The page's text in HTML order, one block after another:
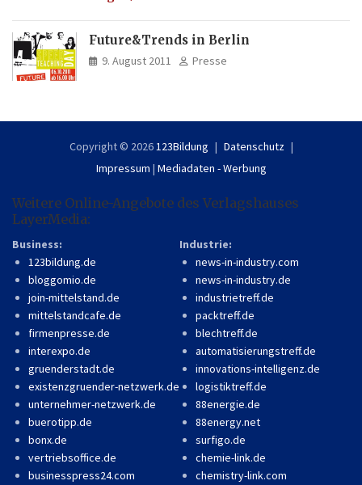
Future&Trends in Berlin
9. August 2011 Presse
Copyright © 2026123Bildung
Datenschutz
Impressum | Mediadaten - Werbung
Weitere Online-Angebote des Verlagshauses
LayerMedia:
Business:
123bildung.de
bloggomio.de
join-mittelstand.de
mittelstandcafe.de
firmenpresse.de
interexpo.de
gruenderstadt.de
existenzgruender-netzwerk.de
unternehmer-netzwerk.de
buerotipp.de
bonx.de
vertriebsoffice.de
businesspress24.com
Industrie:
news-in-industry.com
news-in-industry.de
industrietreff.de
packtreff.de
blechtreff.de
automatisierungstreff.de
innovations-intelligenz.de
logistiktreff.de
88energie.de
88energy.net
surfigo.de
chemie-link.de
chemistry-link.com